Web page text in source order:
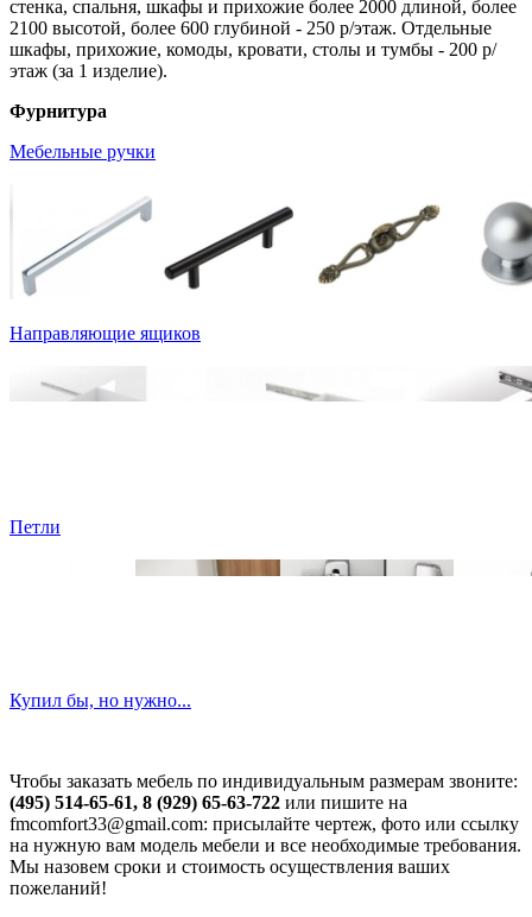
стенка, спальня, шкафы и прихожие более 2000 длиной, более
2100 высотой, более 600 глубиной - 250 р/этаж. Отдельные
шкафы, прихожие, комоды, кровати, столы и тумбы - 200 р/
этаж (за 1 изделие).
Фурнитура
Мебельные ручки
Направляющие ящиков
Петли
Купил бы, но нужно...
Чтобы заказать мебель по индивидуальным размерам звоните:
(495) 514-65-61, 8 (929) 65-63-722 или пишите на
fmcomfort33@gmail.com: присылайте чертеж, фото или ссылку
на нужную вам модель мебели и все необходимые требования.
Мы назовем сроки и стоимость осуществления ваших
пожеланий!